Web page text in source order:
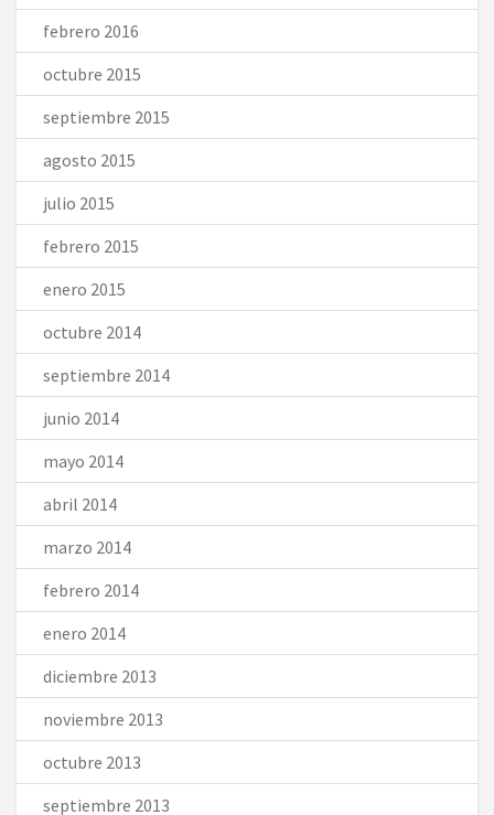
febrero 2016
octubre 2015
septiembre 2015
agosto 2015
julio 2015
febrero 2015
enero 2015
octubre 2014
septiembre 2014
junio 2014
mayo 2014
abril 2014
marzo 2014
febrero 2014
enero 2014
diciembre 2013
noviembre 2013
octubre 2013
septiembre 2013